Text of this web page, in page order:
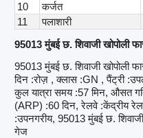
10
कर्जत
11
पलाशारी
95013 मुंबई छ. शिवाजी खोपोली
95013 मुंबई छ. शिवाजी खोपोली
दिन :रोज़ , क्लास :GN , पैंट्री
कुल यात्रा समय :57 मिन, औसत
(ARP) :60 दिन, रेलवे :केंद्रीय
:उपनगरीय, 95013 मुंबई छ.
गेज